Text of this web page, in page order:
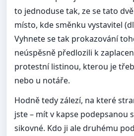
to jednoduse tak, ze se tato
místo, kde směnku vystavitel
Vyhnete se tak prokazování
neúspěsně předlozili k
protestní listinou, kterou je
nebo u notáře.
Hodně tedy zálezí, na které
jste – mít v kapse podepsanou
sikovné. Kdo ji ale druhému